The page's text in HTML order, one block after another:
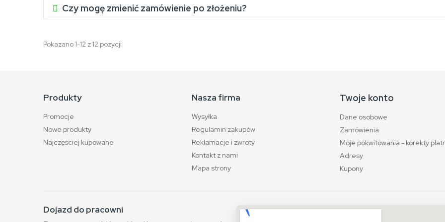
Czy mogę zmienić zamówienie po złożeniu?
Pokazano 1-12 z 12 pozycji
Produkty
Promocje
Nowe produkty
Najczęściej kupowane
Nasza firma
Wysyłka
Regulamin zakupów
Reklamacje i zwroty
Kontakt z nami
Mapa strony
Twoje konto
Dane osobowe
Zamówienia
Moje pokwitowania - korekty
Adresy
Kupony
Dojazd do pracowni